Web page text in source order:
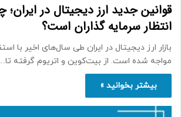
قوانین جدید ارز دیجیتال در ایران؛
انتظار سرمایه گذاران است؟
بازار ارز دیجیتال در ایران طی سال‌های اخیر با
مواجه شده است. از بیت‌کوین و اتریوم گرفته
بیشتر بخوانید »